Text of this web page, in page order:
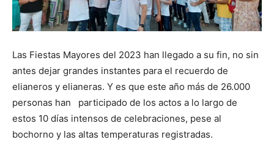
Las Fiestas Mayores del 2023 han llegado a su fin, no sin
antes dejar grandes instantes para el recuerdo de
elianeros y elianeras. Y es que este año más de 26.000
personas han participado de los actos a lo largo de
estos 10 días intensos de celebraciones, pese al
bochorno y las altas temperaturas registradas.